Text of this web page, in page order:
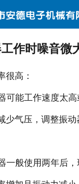
网
作时噪音微
高：
能工作速度太高
少气压，调整振
般使用两年后，